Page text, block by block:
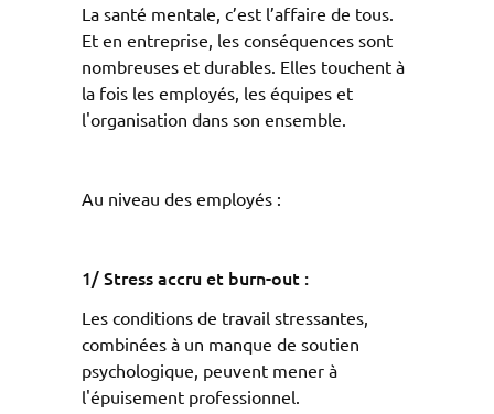
La santé mentale, c’est l’affaire de tous.
Et en entreprise, les conséquences sont
nombreuses et durables. Elles touchent à
la fois les employés, les équipes et
l'organisation dans son ensemble.
Au niveau des employés :
1/ Stress accru et burn-out :
Les conditions de travail stressantes,
combinées à un manque de soutien
psychologique, peuvent mener à
l'épuisement professionnel.